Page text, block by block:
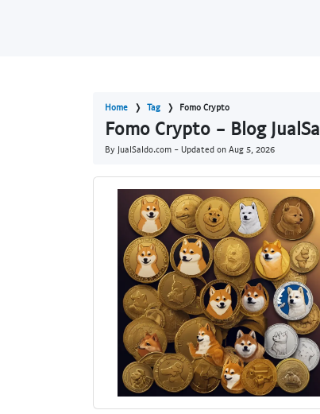
Home Tag Fomo Crypto
Fomo Crypto - Blog
By JualSaldo.com - Updated on Aug 5, 2026